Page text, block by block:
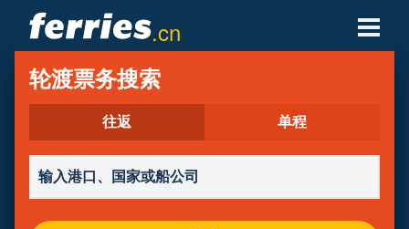
.cn
轮渡公司
轮渡目的地
轮渡航线
轮渡港口
轮渡票务搜索
往返 单程